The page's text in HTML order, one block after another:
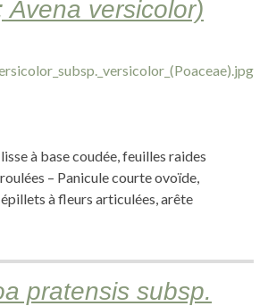
Avena versicolor)
à base coudée, feuilles raides
– Panicule courte ovoïde,
à fleurs articulées, arête
pratensis subsp.